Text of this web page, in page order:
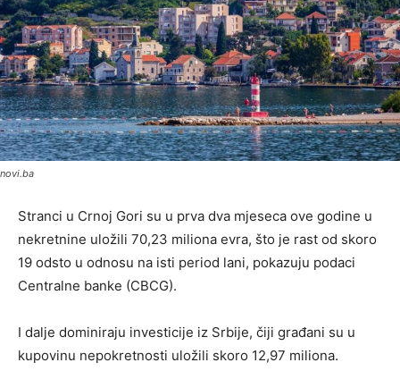
novi.ba
Stranci u Crnoj Gori su u prva dva mjeseca ove godine u
nekretnine uložili 70,23 miliona evra, što je rast od skoro
19 odsto u odnosu na isti period lani, pokazuju podaci
Centralne banke (CBCG).
I dalje dominiraju investicije iz Srbije, čiji građani su u
kupovinu nepokretnosti uložili skoro 12,97 miliona.